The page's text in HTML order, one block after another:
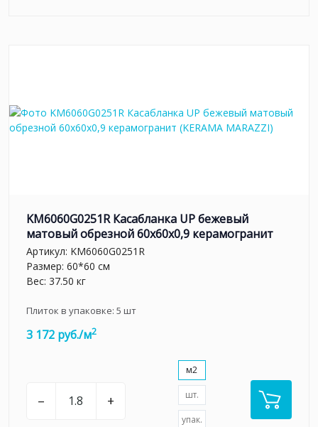
KM6060G0251R Касабланка UP бежевый
матовый обрезной 60x60x0,9 керамогранит
Артикул: KM6060G0251R
Размер: 60*60 см
Вес: 37.50 кг
Плиток в упаковке: 5 шт
3 172 руб./м2
– +
м2
шт.
упак.